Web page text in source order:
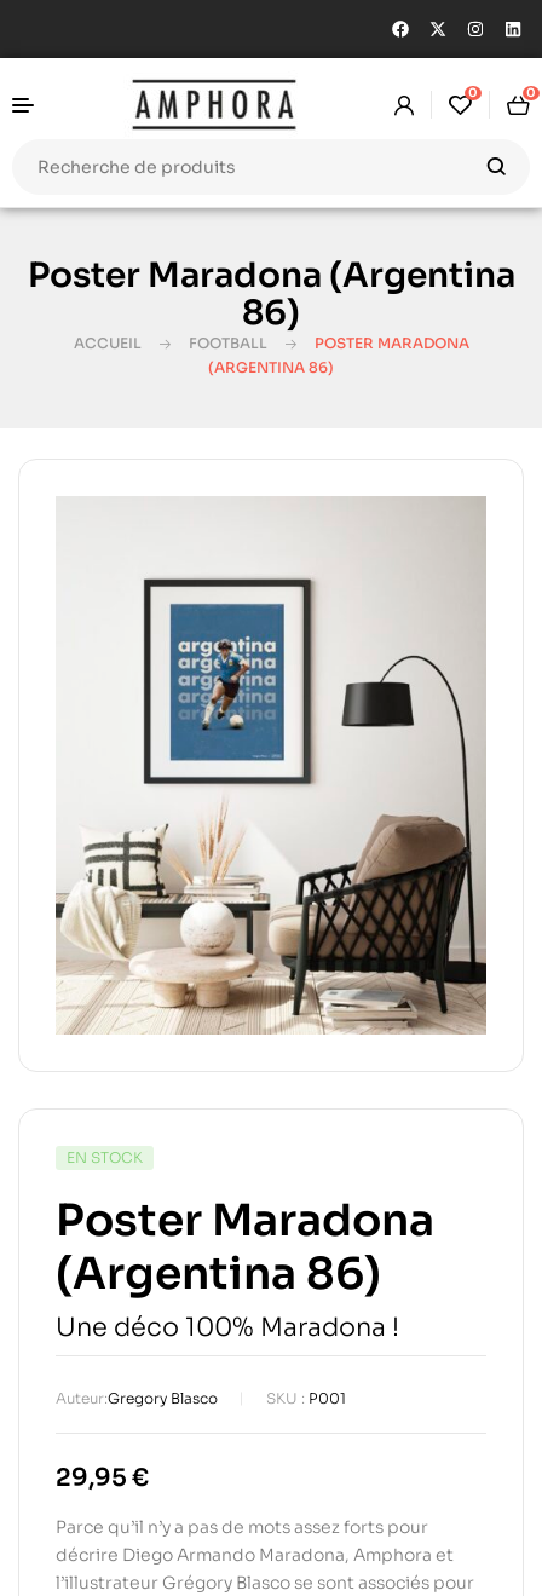
0 0
Poster Maradona (Argentina
86)
ACCUEIL FOOTBALL
POSTER MARADONA
(ARGENTINA 86)
EN STOCK
Poster Maradona
(Argentina 86)
Une déco 100% Maradona !
Auteur:Gregory Blasco SKU : P001
29,95 €
Parce qu’il n’y a pas de mots assez forts pour
décrire Diego Armando Maradona, Amphora et
l’illustrateur Grégory Blasco se sont associés pour